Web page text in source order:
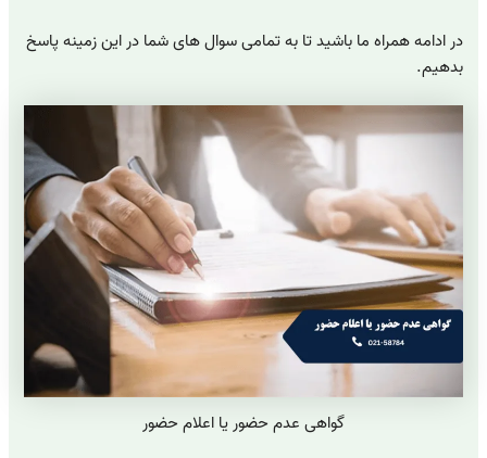
در ادامه همراه ما باشید تا به تمامی سوال های شما در این زمینه پاسخ
بدهیم.
گواهی عدم حضور یا اعلام حضور